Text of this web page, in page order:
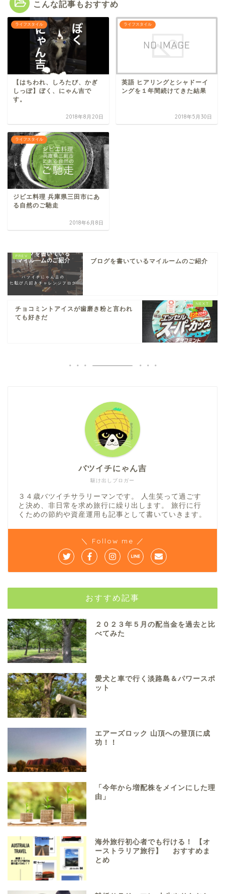
こんな記事もおすすめ
ライフスタイル
【はちわれ、しろたび、かぎ
しっぽ】ぼく、にゃん吉で
す。
2018年8月20日
ライフスタイル
英語 ヒアリングとシャドーイ
ングを１年間続けてきた結果
2018年5月30日
ライフスタイル
ジビエ料理 兵庫県三田市にあ
る自然のご馳走
2018年6月8日
ブログを書いているマイルームのご紹介
チョコミントアイスが歯磨き粉と言われ
ても好きだ
駆け出しブロガー
バツイチにゃん吉
３４歳バツイチサラリーマンです。 人生笑って過ごす
と決め、非日常を求め旅行に繰り出します。 旅行に行
くための節約や資産運用も記事として書いていきます。
＼ Follow me ／
おすすめ記事
２０２３年５月の配当金を過去と比
べてみた
愛犬と車で行く淡路島＆パワースポ
ット
エアーズロック 山頂への登頂に成
功！！
「今年から増配株をメインにした理
由」
海外旅行初心者でも行ける！ 【オ
ーストラリア旅行】 おすすめま
とめ